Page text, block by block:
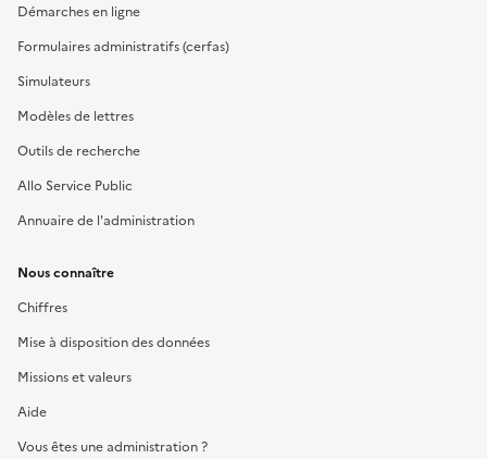
Démarches en ligne
Formulaires administratifs (cerfas)
Simulateurs
Modèles de lettres
Outils de recherche
Allo Service Public
Annuaire de l'administration
Nous connaître
Chiffres
Mise à disposition des données
Missions et valeurs
Aide
Vous êtes une administration ?